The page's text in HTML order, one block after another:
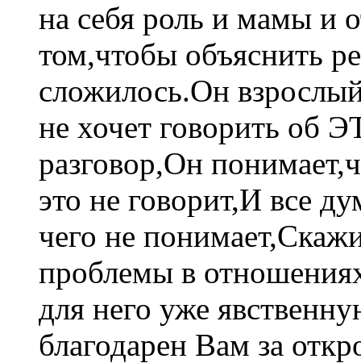
на себя роль и мамы и
том,чтобы объяснить
сложилось.Он
не хочет говорить об
разговор,Он
это не говорит,И все
чего не
проблемы в
для него уже
благодарен Вам за